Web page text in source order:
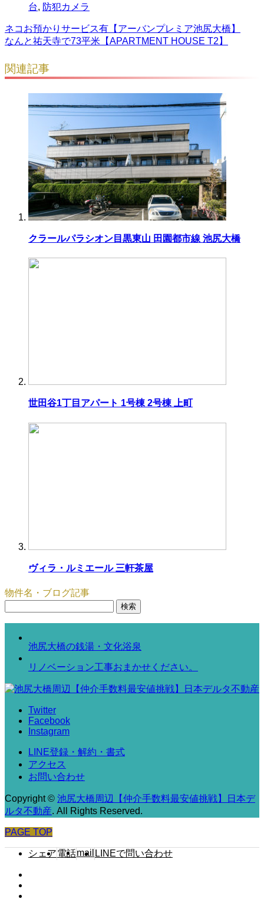
台, 防犯カメラ
ネコお預かりサービス有【アーバンプレミア池尻大橋】
なんと祐天寺で73平米【APARTMENT HOUSE T2】
関連記事
クラールパラシオン目黒東山 田園都市線 池尻大橋
世田谷1丁目アパート 1号棟 2号棟 上町
ヴィラ・ルミエール 三軒茶屋
物件名・ブログ記事
池尻大橋の銭湯・文化浴泉
リノベーション工事おまかせください。
Twitter
Facebook
Instagram
LINE登録・解約・書式
アクセス
お問い合わせ
Copyright© 池尻大橋周辺【仲介手数料最安値挑戦】日本デ
ルタ不動産. All Rights Reserved.
PAGE TOP
シェア電話mail LINEで問い合わせ